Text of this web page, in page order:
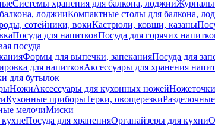
Системы хранения для балкона, лоджии
лоджииКомпактные столы для балкона,
сотейники, вокиКастрюли, ковши, казаны
Посуда для напитковПосуда для горячих
посуда
Формы для выпечки, запеканияПосуда для
для напитковАксессуары для хранения
для бутылок
НожиАксессуары для кухонных ножей
Кухонные приборыТерки, овощерезки
мелочиМиски
Посуда для храненияОрганайзеры для кухни